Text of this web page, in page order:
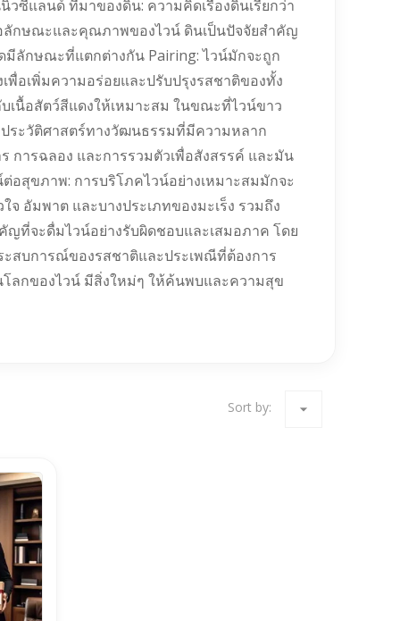
วซีแลนด์ ที่มาของดิน: ความคิดเรื่องดินเรียกว่า
ลักษณะและคุณภาพของไวน์ ดินเป็นปัจจัยสำคัญ
ลักษณะที่แตกต่างกัน Pairing: ไวน์มักจะถูก
พื่อเพิ่มความอร่อยและปรับปรุงรสชาติของทั้ง
เนื้อสัตว์สีแดงให้เหมาะสม ในขณะที่ไวน์ขาว
ระวัติศาสตร์ทางวัฒนธรรมที่มีความหลาก
ารฉลอง และการรวมตัวเพื่อสังสรรค์ และมัน
สุขภาพ: การบริโภคไวน์อย่างเหมาะสมมักจะ
อัมพาต และบางประเภทของมะเร็ง รวมถึง
ญที่จะดื่มไวน์อย่างรับผิดชอบและเสมอภาค โดย
สบการณ์ของรสชาติและประเพณีที่ต้องการ
ลกของไวน์ มีสิ่งใหม่ๆ ให้ค้นพบและความสุข
Sort by: arrow_drop_down